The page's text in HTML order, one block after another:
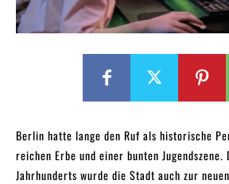
Berlin hatte lange den Ruf als historische
reichen Erbe und einer bunten Jugendszene.
Jahrhunderts wurde die Stadt auch zur